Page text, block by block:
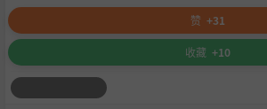
赞 +31
收藏 +10